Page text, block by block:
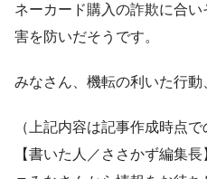
ネーカード購入の詐欺に合
害を防いだそうです。
みなさん、機転の利いた行動
（上記内容は記事作成時点で
【書いた人／ささかず編集長